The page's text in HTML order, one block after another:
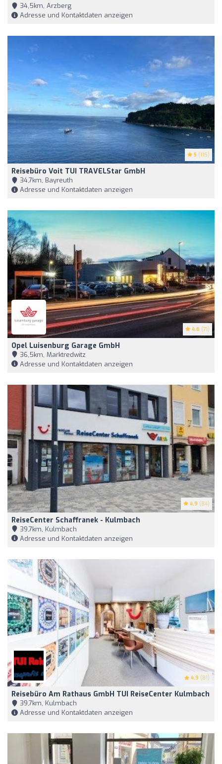
34,5km, Arzberg
Adresse und Kontaktdaten anzeigen
5 (115)
Reisebüro Voit TUI TRAVELStar GmbH
34,7km, Bayreuth
Adresse und Kontaktdaten anzeigen
4.6 (71)
Opel Luisenburg Garage GmbH
36,5km, Marktredwitz
Adresse und Kontaktdaten anzeigen
4.9 (84)
ReiseCenter Schaffranek - Kulmbach
39,7km, Kulmbach
Adresse und Kontaktdaten anzeigen
4.9 (81)
Reisebüro Am Rathaus GmbH TUI ReiseCenter Kulmbach
39,7km, Kulmbach
Adresse und Kontaktdaten anzeigen